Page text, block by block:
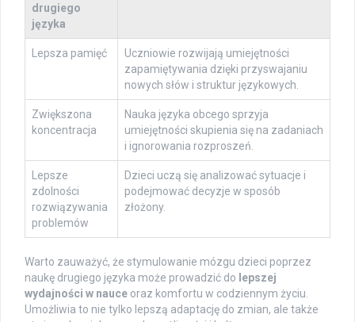
drugiego
języka
Lepsza pamięć
Uczniowie rozwijają umiejętności
zapamiętywania dzięki przyswajaniu
nowych słów i struktur językowych.
Zwiększona
koncentracja
Nauka języka obcego sprzyja
umiejętności skupienia się na zadaniach
i ignorowania rozproszeń.
Lepsze
zdolności
rozwiązywania
problemów
Dzieci uczą się analizować sytuacje i
podejmować decyzje w sposób
złożony.
Warto zauważyć, że stymulowanie mózgu dzieci poprzez
naukę drugiego języka może prowadzić do lepszej
wydajności w nauce oraz komfortu w codziennym życiu.
Umożliwia to nie tylko lepszą adaptację do zmian, ale także